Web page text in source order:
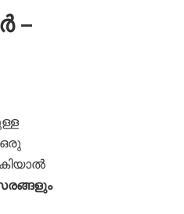
–